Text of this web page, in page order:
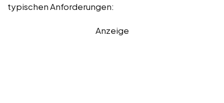
typischen Anforderungen:
Anzeige